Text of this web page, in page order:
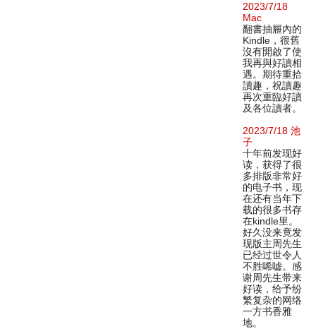
2023/7/18
Mac
翻書抽屜內的
Kindle，很舊
沒有開啟了使
我再與好讀相
遇。期待重拾
讀趣，祝讀趣
再次重臨好讀
及各位讀者。
2023/7/18 池
子
十年前发现好
读，获得了很
多排版非常好
的电子书，现
在还有当年下
载的很多书存
在kindle里。
好久没来竟发
现版主周先生
已经过世令人
不胜唏嘘。感
谢周先生带来
好读，给予纷
繁复杂的网络
一方书香雅
地。